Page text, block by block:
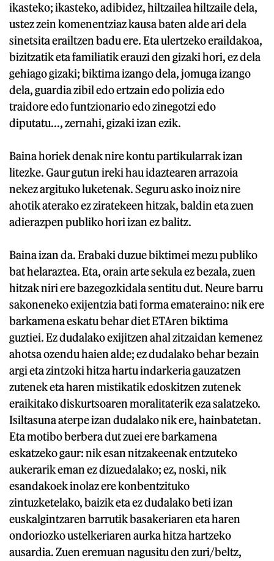
ikasteko; ikasteko, adibidez, hiltzailea hiltzaile dela,
ustez zein komenentziaz kausa baten alde ari dela
sinetsita erailtzen badu ere. Eta ulertzeko eraildakoa,
bizitzatik eta familiatik erauzi den gizaki hori, ez dela
gehiago gizaki; biktima izango dela, jomuga izango
dela, guardia zibil edo ertzain edo polizia edo
traidore edo funtzionario edo zinegotzi edo
diputatu..., zernahi, gizaki izan ezik.
Baina horiek denak nire kontu partikularrak izan
litezke. Gaur gutun ireki hau idaztearen arrazoia
nekez argituko luketenak. Seguru asko inoiz nire
ahotik aterako ez ziratekeen hitzak, baldin eta zuen
adierazpen publiko hori izan ez balitz.
Baina izan da. Erabaki duzue biktimei mezu publiko
bat helaraztea. Eta, orain arte sekula ez bezala, zuen
hitzak niri ere bazegozkidala sentitu dut. Neure barru
sakoneneko exijentzia bati forma emateraino: nik ere
barkamena eskatu behar diet ETAren biktima
guztiei. Ez dudalako exijitzen ahal zitzaidan kemenez
ahotsa ozendu haien alde; ez dudalako behar bezain
argi eta zintzoki hitza hartu indarkeria gauzatzen
zutenek eta haren mistikatik edoskitzen zutenek
eraikitako diskurtsoaren moralitaterik eza salatzeko.
Isiltasuna aterpe izan dudalako nik ere, hainbatetan.
Eta motibo berbera dut zuei ere barkamena
eskatzeko gaur: nik esan nitzakeenak entzuteko
aukerarik eman ez dizuedalako; ez, noski, nik
esandakoek inolaz ere konbentzituko
zintuzketelako, baizik eta ez dudalako beti izan
euskalgintzaren barrutik basakeriaren eta haren
ondoriozko ustelkeriaren aurka hitza hartzeko
ausardia. Zuen eremuan nagusitu den zuri/beltz,